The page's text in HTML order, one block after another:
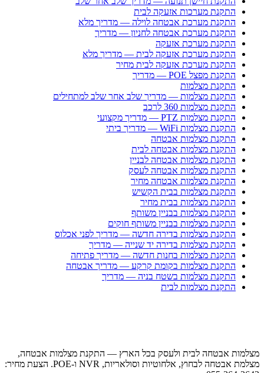
התקנת מערכות אזעקה לבית
התקנת מערכת אבטחה לוילה — מדריך מלא
התקנת מערכת אבטחה לחניון — מדריך
התקנת מערכת אזעקה
התקנת מערכת אזעקה לבית — מדריך מלא
התקנת מערכת אזעקה לבית מחיר
התקנת מפצל POE — מדריך
התקנת מצלמות
התקנת מצלמות — מדריך שלב אחר שלב למתחילים
התקנת מצלמות 360 לרכב
התקנת מצלמות PTZ — מדריך מקצועי
התקנת מצלמות WiFi — מדריך ביתי
התקנת מצלמות אבטחה
התקנת מצלמות אבטחה לבית
התקנת מצלמות אבטחה לבניין
התקנת מצלמות אבטחה לעסק
התקנת מצלמות אבטחה מחיר
התקנת מצלמות בבית הקשיש
התקנת מצלמות בבית מחיר
התקנת מצלמות בבניין משותף
התקנת מצלמות בבניין משותף חוקים
התקנת מצלמות בדירה חדשה — מדריך לפני אכלוס
התקנת מצלמות בדירה יד שנייה — מדריך
התקנת מצלמות בחנות חדשה — מדריך פתיחה
התקנת מצלמות בקומת קרקע — מדריך אבטחה
התקנת מצלמות בשטח בניה — מדריך
התקנת מצלמות לבית
מצלמות אבטחה לבית ולעסק בכל הארץ — התקנת מצלמות אבטחה,
מצלמת אבטחה לבחוץ, אלחוטיות וסולאריות, NVR ו-POE. הצעת מחיר: